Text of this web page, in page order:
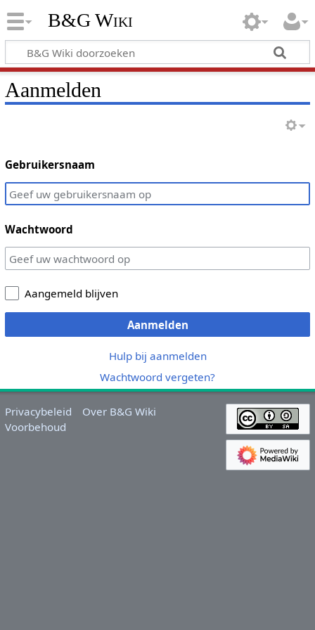
B&G Wiki
Aanmelden
Gebruikersnaam
Wachtwoord
Aangemeld blijven
Aanmelden
Hulp bij aanmelden
Wachtwoord vergeten?
Privacybeleid
Over B&G Wiki
Voorbehoud